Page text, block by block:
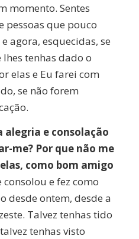
momento. Sentes
pessoas que pouco
agora, esquecidas, se
tenhas dado o
elas e Eu farei com
se não forem
alegria e consolação
me? Por que não me
como bom amigo
e fez como
desde ontem, desde a
Talvez tenhas tido
tenhas visto